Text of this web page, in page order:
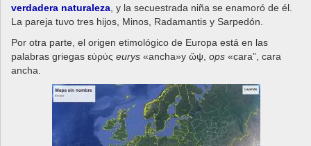
verdadera naturaleza , y la secuestrada niña se enamoró de él.
La pareja tuvo tres hijos, Minos, Radamantis y Sarpedón.
Por otra parte, el origen etimológico de Europa está en las
palabras griegas εὐρύς eurys «ancha»y ὤψ, ops «cara”, cara
ancha.